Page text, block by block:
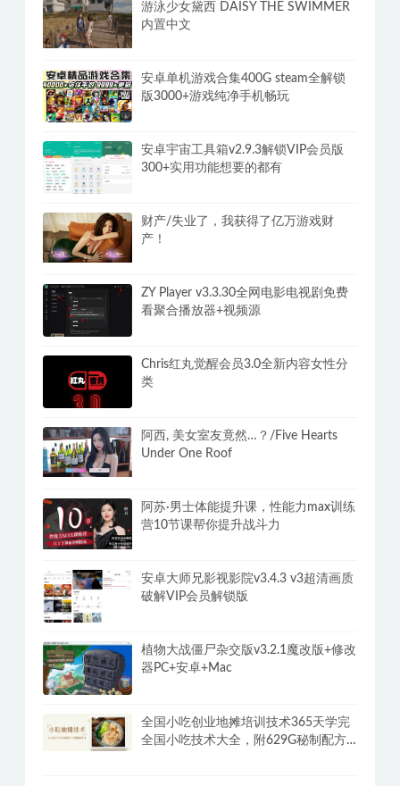
游泳少女黛西 DAISY THE SWIMMER
内置中文
安卓单机游戏合集400G steam全解锁
版3000+游戏纯净手机畅玩
安卓宇宙工具箱v2.9.3解锁VIP会员版
300+实用功能想要的都有
财产/失业了，我获得了亿万游戏财
产！
ZY Player v3.3.30全网电影电视剧免费
看聚合播放器+视频源
Chris红丸觉醒会员3.0全新内容女性分
类
阿西, 美女室友竟然…？/Five Hearts
Under One Roof
阿苏·男士体能提升课，性能力max训练
营10节课帮你提升战斗力
安卓大师兄影视影院v3.4.3 v3超清画质
破解VIP会员解锁版
植物大战僵尸杂交版v3.2.1魔改版+修改
器PC+安卓+Mac
全国小吃创业地摊培训技术365天学完
全国小吃技术大全，附629G秘制配方